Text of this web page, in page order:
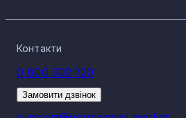
Компанії напрямку громадського
Контакти
0 800 302 120
Замовити дзвінок